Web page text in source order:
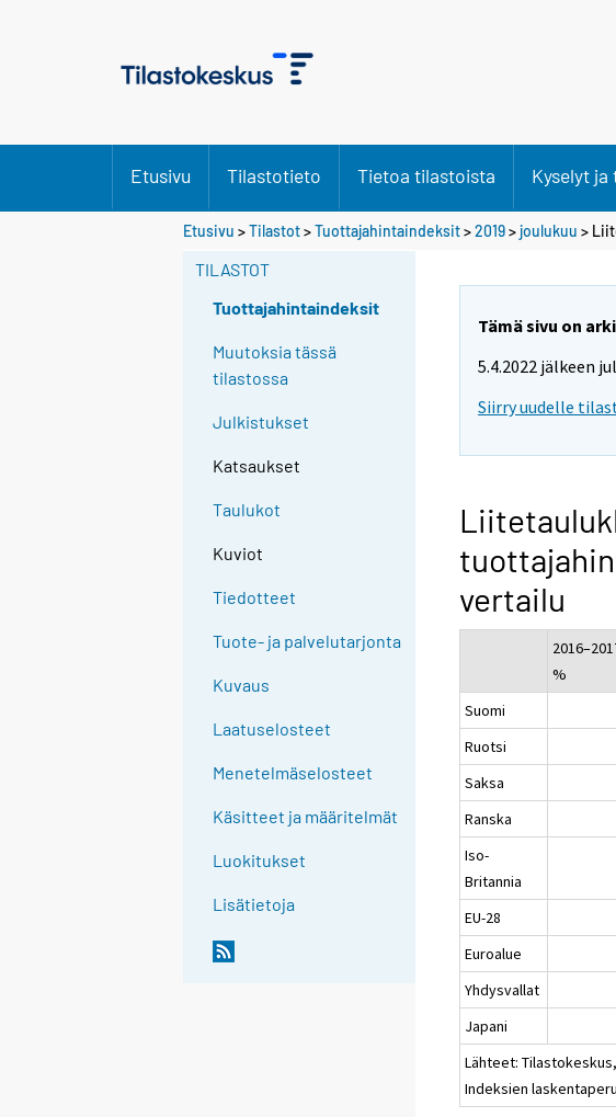
Etusivu Tilastotieto Tietoa tilastoista Kyselyt
Etusivu >Tilastot>Tuottajahintaindeksit>2019> joulukuu >
TILASTOT
Tuottajahintaindeksit
Muutoksia tässä
tilastossa
Julkistukset
Katsaukset
Taulukot
Kuviot
Tiedotteet
Tuote- ja palvelutarjonta
Kuvaus
Laatuselosteet
Menetelmäselosteet
Käsitteet ja määritelmät
Luokitukset
Lisätietoja
Tämä sivu on
5.4.2022 jälkeen
Siirry uudelle
vertailu
%
Suomi
Ruotsi
Saksa
Ranska
Iso-
Britannia
EU-28
Euroalue
Yhdysvallat
Japani
Lähteet:
Indeksien